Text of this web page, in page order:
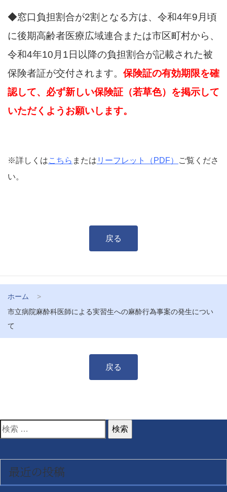
◆窓口負担割合が2割となる方は、令和4年9月頃
に後期高齢者医療広域連合または市区町村から、
令和4年10月1日以降の負担割合が記載された被
保険者証が交付されます。 保険証の有効期限を確
認して、必ず新しい保険証（若草色）を掲示して
いただくようお願いします。
※詳しくはこちら または リーフレット（PDF）
ご覧くださ
い。
戻る
ホーム
市立病院麻酔科医師による実習生への麻酔行為事案の発生につい
て
戻る
検
対
象:最近の投稿